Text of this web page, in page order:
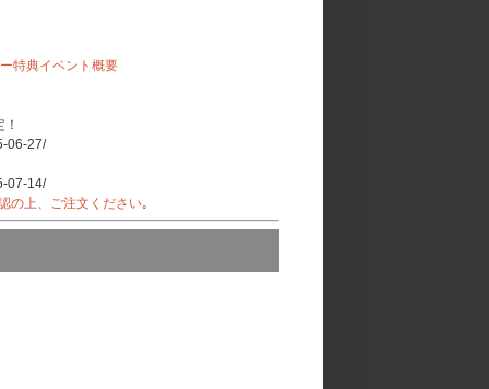
特典イベント概要
06-27/
07-14/
の上、ご注文ください｡
ローイベント概要】
だいたお客様の中から先着で『メンバー別セ
ード1枚(全7種のうちランダム1種)